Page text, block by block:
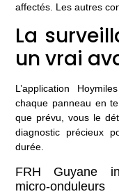
affectés. Les autres
La
un vrai
L’application
chaque panneau en
que prévu, vous le
diagnostic précieux
durée.
FRH Guyane
micro-onduleurs